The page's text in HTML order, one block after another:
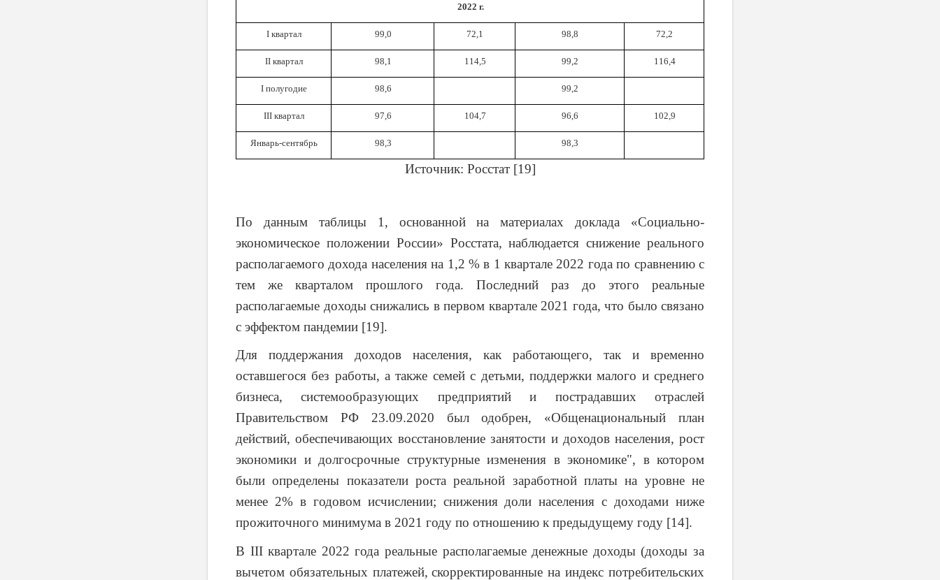
2022 г.
I квартал 99,0 72,1 98,8 72,2
II квартал 98,1 114,5 99,2 116,4
I полугодие 98,6 99,2
III квартал 97,6 104,7 96,6 102,9
Январь-сентябрь 98,3 98,3
Источник: Росстат [19]
По данным таблицы 1, основанной на материалах доклада «Социально-
экономическое положении России» Росстата, наблюдается снижение реального
располагаемого дохода населения на 1,2 % в 1 квартале 2022 года по сравнению с
тем же кварталом прошлого года. Последний раз до этого реальные
располагаемые доходы снижались в первом квартале 2021 года, что было связано
с эффектом пандемии [19].
Для поддержания доходов населения, как работающего, так и временно
оставшегося без работы, а также семей с детьми, поддержки малого и среднего
бизнеса, системообразующих предприятий и пострадавших отраслей
Правительством РФ 23.09.2020 был одобрен, «Общенациональный план
действий, обеспечивающих восстановление занятости и доходов населения, рост
экономики и долгосрочные структурные изменения в экономике", в котором
были определены показатели роста реальной заработной платы на уровне не
менее 2% в годовом исчислении; снижения доли населения с доходами ниже
прожиточного минимума в 2021 году по отношению к предыдущему году [14].
В III квартале 2022 года реальные располагаемые денежные доходы (доходы за
вычетом обязательных платежей, скорректированные на индекс потребительских